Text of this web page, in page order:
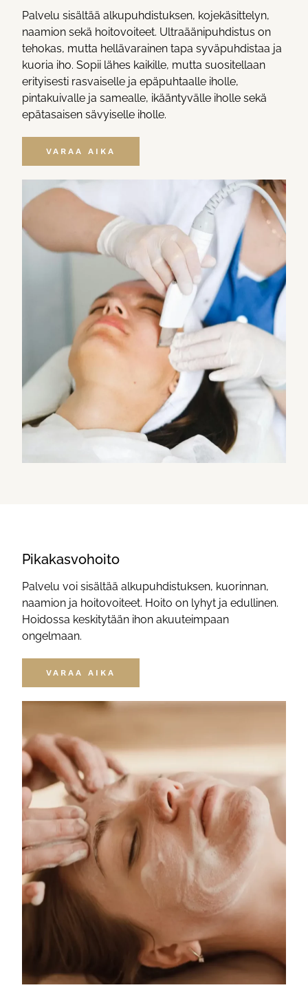
Palvelu sisältää alkupuhdistuksen, kojekäsittelyn,
naamion sekä hoitovoiteet. Ultraäänipuhdistus on
tehokas, mutta hellävarainen tapa syväpuhdistaa ja
kuoria iho. Sopii lähes kaikille, mutta suositellaan
erityisesti rasvaiselle ja epäpuhtaalle iholle,
pintakuivalle ja samealle, ikääntyvälle iholle sekä
epätasaisen sävyiselle iholle.
VARAA AIKA
Pikakasvohoito
Palvelu voi sisältää alkupuhdistuksen, kuorinnan,
naamion ja hoitovoiteet. Hoito on lyhyt ja edullinen.
Hoidossa keskitytään ihon akuuteimpaan
ongelmaan.
VARAA AIKA